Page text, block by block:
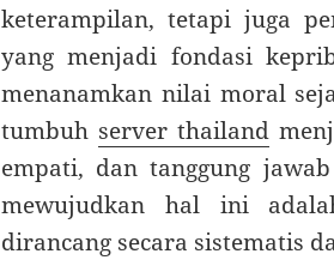
keterampilan, tetapi juga
yang menjadi fondasi
menanamkan nilai moral
tumbuh server thailand
empati, dan tanggung
mewujudkan hal ini
dirancang secara sistematis